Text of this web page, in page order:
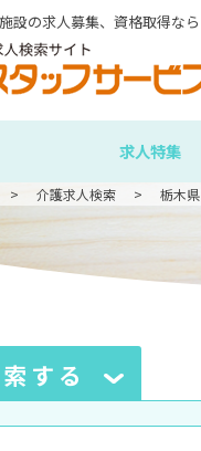
設の求人募集、資格取得なら
求人特集
介護求人検索 栃木県
する